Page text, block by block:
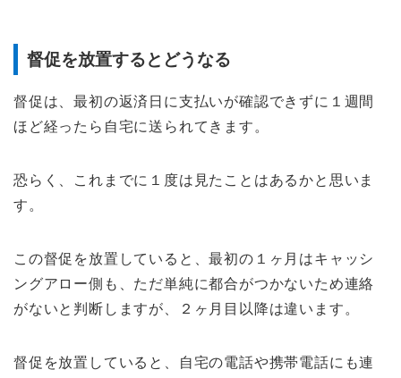
督促を放置するとどうなる
督促は、最初の返済日に支払いが確認できずに１週間
ほど経ったら自宅に送られてきます。
恐らく、これまでに１度は見たことはあるかと思いま
す。
この督促を放置していると、最初の１ヶ月はキャッシ
ングアロー側も、ただ単純に都合がつかないため連絡
がないと判断しますが、２ヶ月目以降は違います。
督促を放置していると、自宅の電話や携帯電話にも連